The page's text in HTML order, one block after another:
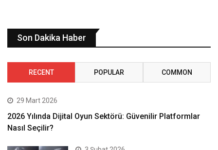
Son Dakika Haber
RECENT POPULAR COMMON
29 Mart 2026
2026 Yılında Dijital Oyun Sektörü: Güvenilir Platformlar
Nasıl Seçilir?